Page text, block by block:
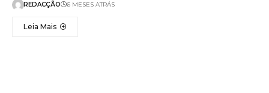
REDACÇÃO 6 MESES ATRÁS
Leia Mais